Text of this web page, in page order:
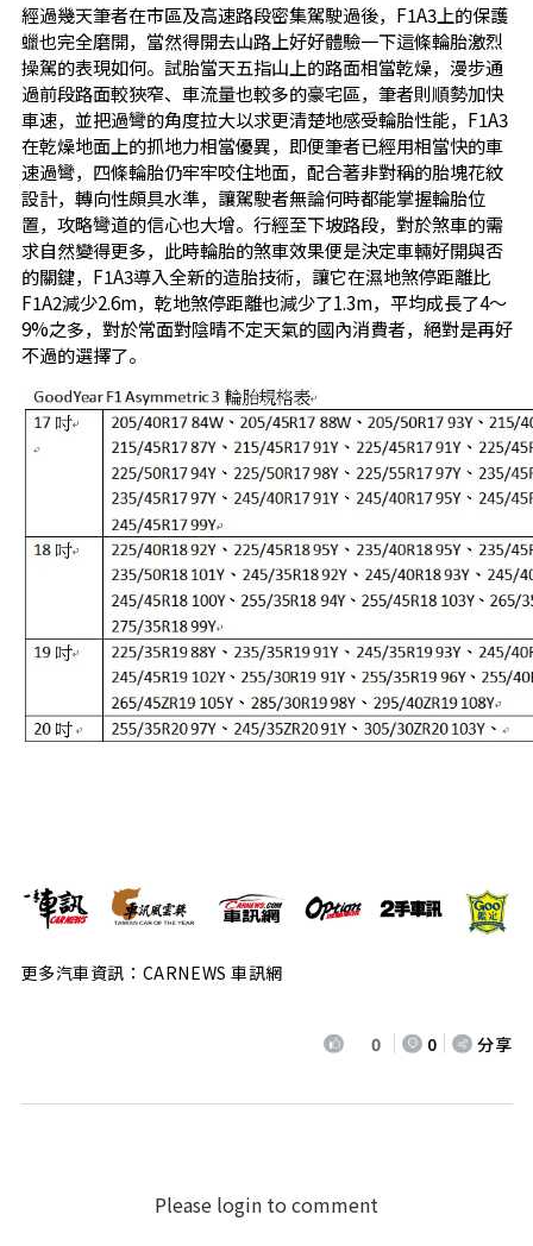
經過幾天筆者在市區及高速路段密集駕駛過後，F1A3上的保護
蠟也完全磨開，當然得開去山路上好好體驗一下這條輪胎激烈
操駕的表現如何。試胎當天五指山上的路面相當乾燥，漫步通
過前段路面較狹窄、車流量也較多的豪宅區，筆者則順勢加快
車速，並把過彎的角度拉大以求更清楚地感受輪胎性能，F1A3
在乾燥地面上的抓地力相當優異，即便筆者已經用相當快的車
速過彎，四條輪胎仍牢牢咬住地面，配合著非對稱的胎塊花紋
設計，轉向性頗具水準，讓駕駛者無論何時都能掌握輪胎位
置，攻略彎道的信心也大增。行經至下坡路段，對於煞車的需
求自然變得更多，此時輪胎的煞車效果便是決定車輛好開與否
的關鍵，F1A3導入全新的造胎技術，讓它在濕地煞停距離比
F1A2減少2.6m，乾地煞停距離也減少了1.3m，平均成長了4～
9%之多，對於常面對陰晴不定天氣的國內消費者，絕對是再好
不過的選擇了。
更多汽車資訊：CARNEWS 車訊網
0 0 分享
Please login to comment